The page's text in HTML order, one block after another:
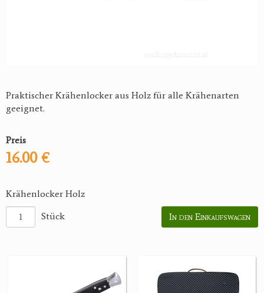
Praktischer Krähenlocker aus Holz für alle Krähenarten
geeignet.
Preis
16.00 €
Krähenlocker Holz
Stück
In den Einkaufswagen